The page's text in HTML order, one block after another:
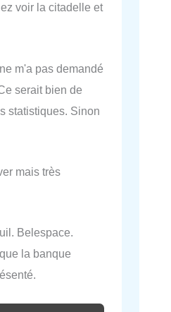
voir la citadelle et
m'a pas demandé
serait bien de
statistiques. Sinon
mais très
Belespace.
la banque